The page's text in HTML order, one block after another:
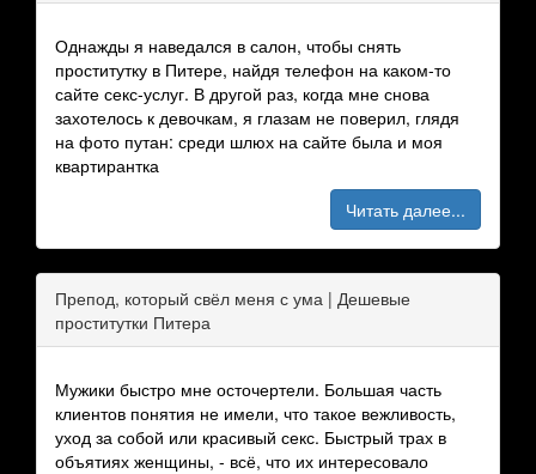
Однажды я наведался в салон, чтобы снять
проститутку в Питере, найдя телефон на каком-то
сайте секс-услуг. В другой раз, когда мне снова
захотелось к девочкам, я глазам не поверил, глядя
на фото путан: среди шлюх на сайте была и моя
квартирантка
Читать далее...
Препод, который свёл меня с ума | Дешевые
проститутки Питера
Мужики быстро мне осточертели. Большая часть
клиентов понятия не имели, что такое вежливость,
уход за собой или красивый секс. Быстрый трах в
объятиях женщины, - всё, что их интересовало